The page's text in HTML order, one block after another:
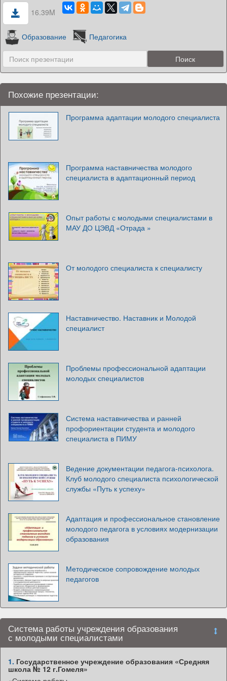
16.39M
Образование Педагогика
Похожие презентации:
Программа адаптации молодого специалиста
Программа наставничества молодого
специалиста в адаптационный период
Опыт работы с молодыми специалистами в
МАУ ДО ЦЭВД «Отрада »
От молодого специалиста к специалисту
Наставничество. Наставник и Молодой
специалист
Проблемы профессиональной адаптации
молодых специалистов
Система наставничества и ранней
профориентации студента и молодого
специалиста в ПИМУ
Ведение документации педагога-психолога.
Клуб молодого специалиста психологической
службы «Путь к успеху»
Адаптация и профессиональное становление
молодого педагога в условиях модернизации
образования
Методическое сопровождение молодых
педагогов
Система работы учреждения образования
с молодыми специалистами
1. Государственное учреждение образования «Средняя
школа № 12 г.Гомеля»